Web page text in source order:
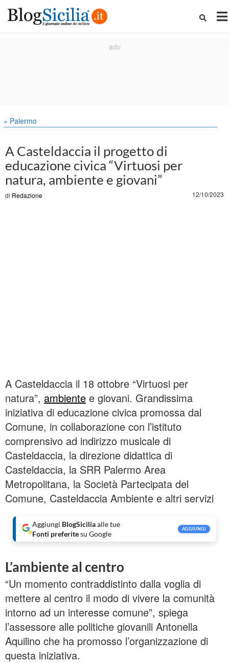
» Palermo
A Casteldaccia il progetto di
educazione civica “Virtuosi per
natura, ambiente e giovani”
di Redazione 12/10/2023
A Casteldaccia il 18 ottobre “Virtuosi per
natura”, ambiente e giovani. Grandissima
iniziativa di educazione civica promossa dal
Comune, in collaborazione con l’istituto
comprensivo ad indirizzo musicale di
Casteldaccia, la direzione didattica di
Casteldaccia, la SRR Palermo Area
Metropolitana, la Società Partecipata del
Comune, Casteldaccia Ambiente e altri servizi
Aggiungi BlogSiciliaalle tue
Fonti preferitesu Google
AGGIUNGI
L’ambiente al centro
“Un momento contraddistinto dalla voglia di
mettere al centro il modo di vivere la comunità
intorno ad un interesse comune”, spiega
l’assessore alle politiche giovanili Antonella
Aquilino che ha promosso l’organizzazione di
questa iniziativa.